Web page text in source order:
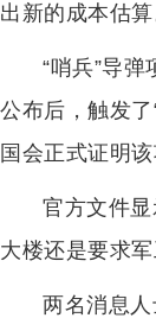
出新的成本估算
“哨兵”导
公布后，触发
国会正式证明
官方文件
大楼还是要求
两名消息